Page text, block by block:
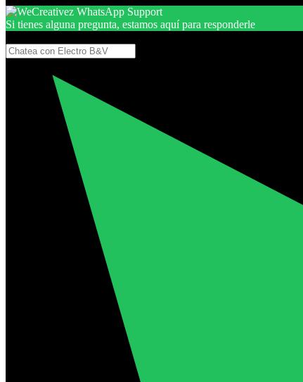
Si tienes alguna pregunta, estamos aquí para responderle